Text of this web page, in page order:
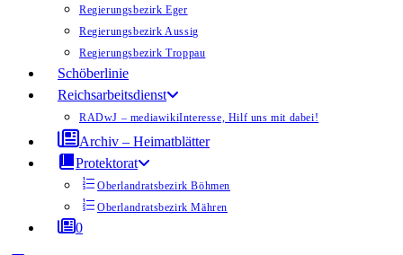
Regierungsbezirk Eger
Regierungsbezirk Aussig
Regierungsbezirk Troppau
Schöberlinie
Reichsarbeitsdienst
RADwJ – mediawikiInteresse, Hilf uns mit dabei!
Archiv – Heimatblätter
Protektorat
Oberlandratsbezirk Böhmen
Oberlandratsbezirk Mähren
0